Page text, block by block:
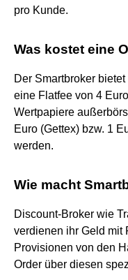
pro Kunde.
Was kostet eine
Der Smartbroker
eine Flatfee von 4
Wertpapiere
Euro (Gettex) bzw. 1
werden.
Wie macht
Discount-Broker wie
verdienen ihr Geld mit
Provisionen von den
Order über diesen